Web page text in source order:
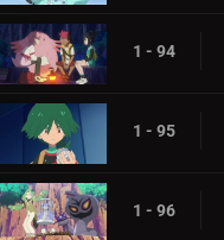
1 - 94
1 - 95
1 - 96